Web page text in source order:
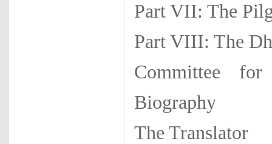
Part VII: The
Part VIII: The
Committee
Biography
The Translator